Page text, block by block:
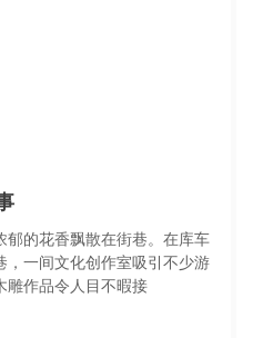
的花香飘散在街巷。在库车
一间文化创作室吸引不少游
雕作品令人目不暇接